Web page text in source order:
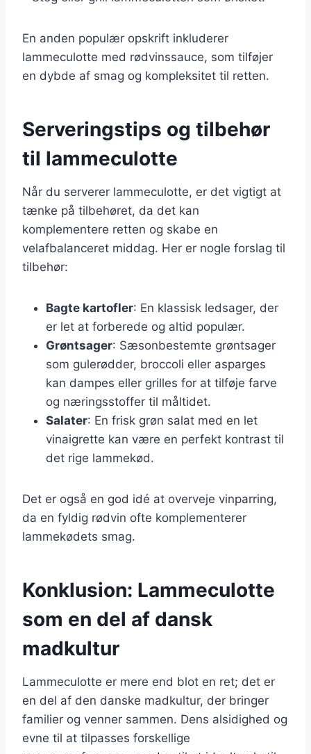
En anden populær opskrift inkluderer
lammeculotte med rødvinssauce, som tilføjer
en dybde af smag og kompleksitet til retten.
Serveringstips og tilbehør
til lammeculotte
Når du serverer lammeculotte, er det vigtigt at
tænke på tilbehøret, da det kan
komplementere retten og skabe en
velafbalanceret middag. Her er nogle forslag til
tilbehør:
Bagte kartofler: En klassisk ledsager, der
er let at forberede og altid populær.
Grøntsager: Sæsonbestemte grøntsager
som gulerødder, broccoli eller asparges
kan dampes eller grilles for at tilføje farve
og næringsstoffer til måltidet.
Salater: En frisk grøn salat med en let
vinaigrette kan være en perfekt kontrast til
det rige lammekød.
Det er også en god idé at overveje vinparring,
da en fyldig rødvin ofte komplementerer
lammekødets smag.
Konklusion: Lammeculotte
som en del af dansk
madkultur
Lammeculotte er mere end blot en ret; det er
en del af den danske madkultur, der bringer
familier og venner sammen. Dens alsidighed og
evne til at tilpasses forskellige